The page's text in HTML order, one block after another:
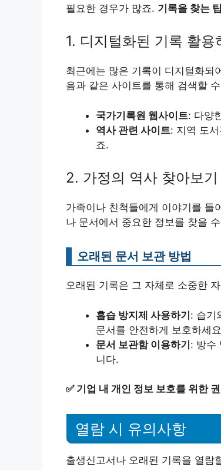
필요한 경우가 많죠. 기록을 찾는 팁
1. 디지털화된 기록 활용
최근에는 많은 기록이 디지털화되
음과 같은 사이트를 통해 검색할
국가기록원 웹사이트: 다양
역사 관련 사이트: 지역 도
죠.
2. 가정의 역사 찾아보기
가족이나 친척들에게 이야기를 들
나 문서에서 중요한 정보를 찾을
오래된 문서 보관 방법
오래된 기록은 그 자체로 소중한
흡습 방지제 사용하기: 습기
문서를 안전하게 보호하세
문서 보관함 이용하기: 방수
니다.
✅ 기업 내 개인 정보 보호를 위한
열람 시 유의사항
출생신고서나 오래된 기록을 열람